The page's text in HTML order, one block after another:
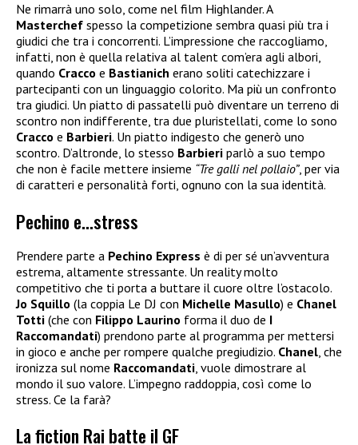
Ne rimarrà uno solo, come nel film Highlander. A
Masterchef spesso la competizione sembra quasi più tra i
giudici che tra i concorrenti. L’impressione che raccogliamo,
infatti, non è quella relativa al talent com’era agli albori,
quando Cracco e Bastianich erano soliti catechizzare i
partecipanti con un linguaggio colorito. Ma più un confronto
tra giudici. Un piatto di passatelli può diventare un terreno di
scontro non indifferente, tra due pluristellati, come lo sono
Cracco e Barbieri. Un piatto indigesto che generò uno
scontro. D’altronde, lo stesso Barbieri parlò a suo tempo
che non è facile mettere insieme “Tre galli nel pollaio”, per via
di caratteri e personalità forti, ognuno con la sua identità.
Pechino e…stress
Prendere parte a Pechino Express è di per sé un’avventura
estrema, altamente stressante. Un reality molto
competitivo che ti porta a buttare il cuore oltre l’ostacolo.
Jo Squillo (la coppia Le DJ con Michelle Masullo) e Chanel
Totti (che con Filippo Laurino forma il duo de I
Raccomandati) prendono parte al programma per mettersi
in gioco e anche per rompere qualche pregiudizio. Chanel , che
ironizza sul nome Raccomandati , vuole dimostrare al
mondo il suo valore. L’impegno raddoppia, così come lo
stress. Ce la farà?
La fiction Rai batte il GF